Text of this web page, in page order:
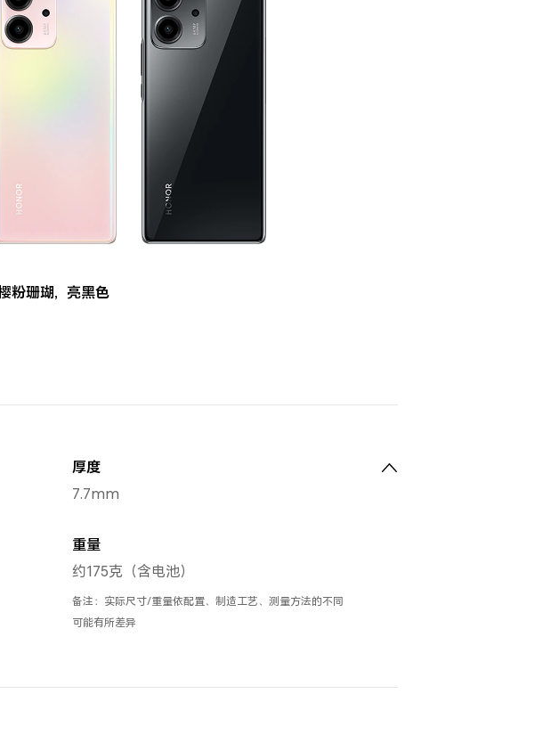
粉珊瑚, 亮黑色
厚度
7.7mm
重量
约175克（含电池）
备注：实际尺寸/重量依配置、制造工艺、测量方法的不同
可能有所差异